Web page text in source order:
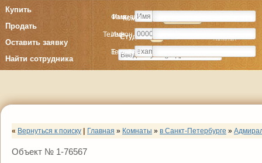
Купить
Продать
Оставить заявку
Найти сотрудника
Комнату
Студия Комнат
Комнату
Студия Комнат
Имя
Телефон
E-mail
Фамилия
Имя
Телефон
« Вернуться к поиску Главная » Комнаты » в Санкт-Петербурге »
Объект № 1-76567